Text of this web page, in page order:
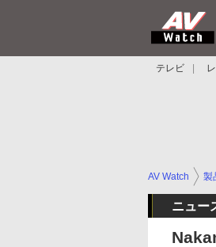
テレビ
AV Watch 製
ニュー